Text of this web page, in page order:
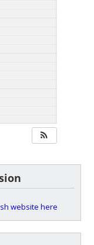
website here